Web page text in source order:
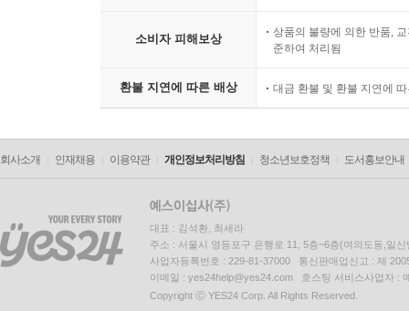
소비자 피해보상
상품의 불량에 의한 반품,
준하여 처리됨
환불 지연에 따른 배상 대금 환불 및 환불 지연에
회사소개 인재채용 이용약관 개인정보처리방침 청소년보호정책 도서홍보안내
대표 : 김석환, 최세라
주소 : 서울시 영등포구 은행로 11, 5층~6층(여의도동,일신
사업자등록번호 : 229-81-37000 통신판매업신고 : 제
이메일 : yes24help@yes24.com 호스팅 서비스사업자 :
Copyright ⓒ YES24 Corp. All Rights Reserved.